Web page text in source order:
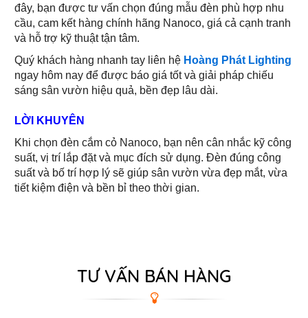
đây, bạn được tư vấn chọn đúng mẫu đèn phù hợp nhu
cầu, cam kết hàng chính hãng Nanoco, giá cả cạnh tranh
và hỗ trợ kỹ thuật tận tâm.
Quý khách hàng nhanh tay liên hệ Hoàng Phát Lighting
ngay hôm nay để được báo giá tốt và giải pháp chiếu
sáng sân vườn hiệu quả, bền đẹp lâu dài.
LỜI KHUYÊN
Khi chọn đèn cắm cỏ Nanoco, bạn nên cân nhắc kỹ công
suất, vị trí lắp đặt và mục đích sử dụng. Đèn đúng công
suất và bố trí hợp lý sẽ giúp sân vườn vừa đẹp mắt, vừa
tiết kiệm điện và bền bỉ theo thời gian.
TƯ VẤN BÁN HÀNG